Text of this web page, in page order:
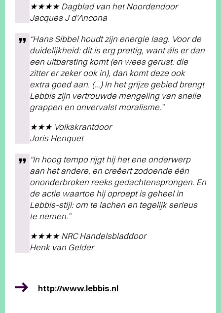
★★★★ Dagblad van het Noordendoor
Jacques J d’Ancona
“Hans Sibbel houdt zijn energie laag. Voor de
duidelijkheid: dit is erg prettig, want áls er dan
een uitbarsting komt (en wees gerust: die
zitter er zeker ook in), dan komt deze ook
extra goed aan. (…) In het grijze gebied brengt
Lebbis zijn vertrouwde mengeling van snelle
grappen en onvervalst moralisme.”
★★★ Volkskrantdoor
Joris Henquet
“In hoog tempo rijgt hij het ene onderwerp
aan het andere, en creëert zodoende één
ononderbroken reeks gedachtensprongen. En
de actie waartoe hij oproept is geheel in
Lebbis-stijl: om te lachen en tegelijk serieus
te nemen.”
★★★★ NRC Handelsbladdoor
Henk van Gelder
http://www.lebbis.nl